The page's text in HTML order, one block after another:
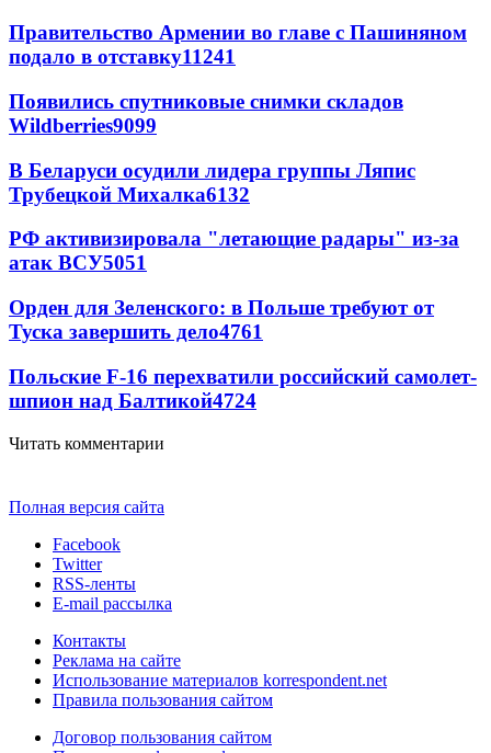
Правительство Армении во главе с Пашиняном
подало в отставку11241
Появились спутниковые снимки складов
Wildberries9099
В Беларуси осудили лидера группы Ляпис
Трубецкой Михалка6132
РФ активизировала "летающие радары" из-за
атак ВСУ5051
Орден для Зеленского: в Польше требуют от
Туска завершить дело4761
Польские F-16 перехватили российский самолет-
шпион над Балтикой4724
Читать комментарии
Полная версия сайта
Facebook
Twitter
RSS-ленты
E-mail рассылка
Контакты
Реклама на сайте
Использование материалов korrespondent.net
Правила пользования сайтом
Договор пользования сайтом